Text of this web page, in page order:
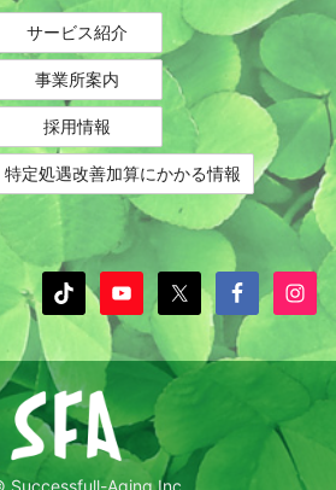
サービス紹介
事業所案内
採用情報
特定処遇改善加算にかかる情報
Successfull-Aging Inc.